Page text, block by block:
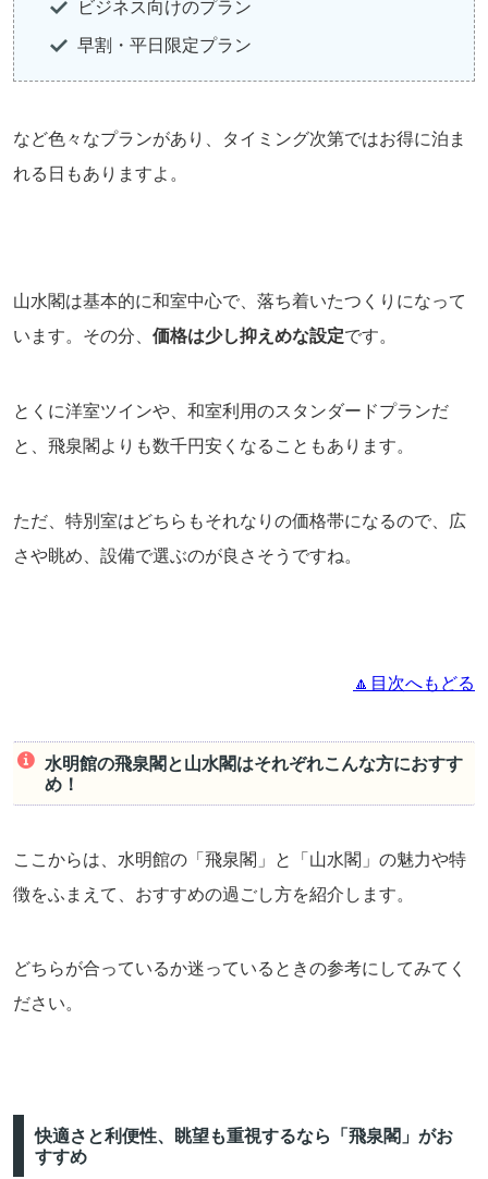
ビジネス向けのプラン
早割・平日限定プラン
など色々なプランがあり、タイミング次第ではお得に泊ま
れる日もありますよ。
山水閣は基本的に和室中心で、落ち着いたつくりになって
います。その分、 価格は少し抑えめな設定です。
とくに洋室ツインや、和室利用のスタンダードプランだ
と、飛泉閣よりも数千円安くなることもあります。
ただ、特別室はどちらもそれなりの価格帯になるので、広
さや眺め、設備で選ぶのが良さそうですね。
🔼目次へもどる
水明館の飛泉閣と山水閣はそれぞれこんな方におすす
め！
ここからは、水明館の「飛泉閣」と「山水閣」の魅力や特
徴をふまえて、おすすめの過ごし方を紹介します。
どちらが合っているか迷っているときの参考にしてみてく
ださい。
快適さと利便性、眺望も重視するなら「飛泉閣」がお
すすめ